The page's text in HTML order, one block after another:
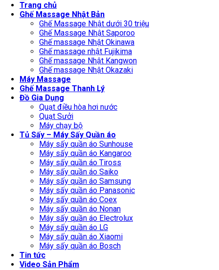
Trang chủ
Ghế Massage Nhật Bản
Ghế Massage Nhật dưới 30 triệu
Ghế Massage Nhật Saporoo
Ghế massage Nhật Okinawa
Ghế massage nhật Fujikima
Ghế massage Nhật Kangwon
Ghế massage Nhật Okazaki
Máy Massage
Ghế Massage Thanh Lý
Đồ Gia Dụng
Quạt điều hòa hơi nước
Quạt Sưởi
Máy chạy bộ
Tủ Sấy – Máy Sấy Quần áo
Máy sấy quần áo Sunhouse
Máy sấy quần áo Kangaroo
Máy sấy quần áo Tiross
Máy sấy quần áo Saiko
Máy sấy quần áo Samsung
Máy sấy quần áo Panasonic
Máy sấy quần áo Coex
Máy sấy quần áo Nonan
Máy sấy quần áo Electrolux
Máy sấy quần áo LG
Máy sấy quần áo Xiaomi
Máy sấy quần áo Bosch
Tin tức
Video Sản Phẩm